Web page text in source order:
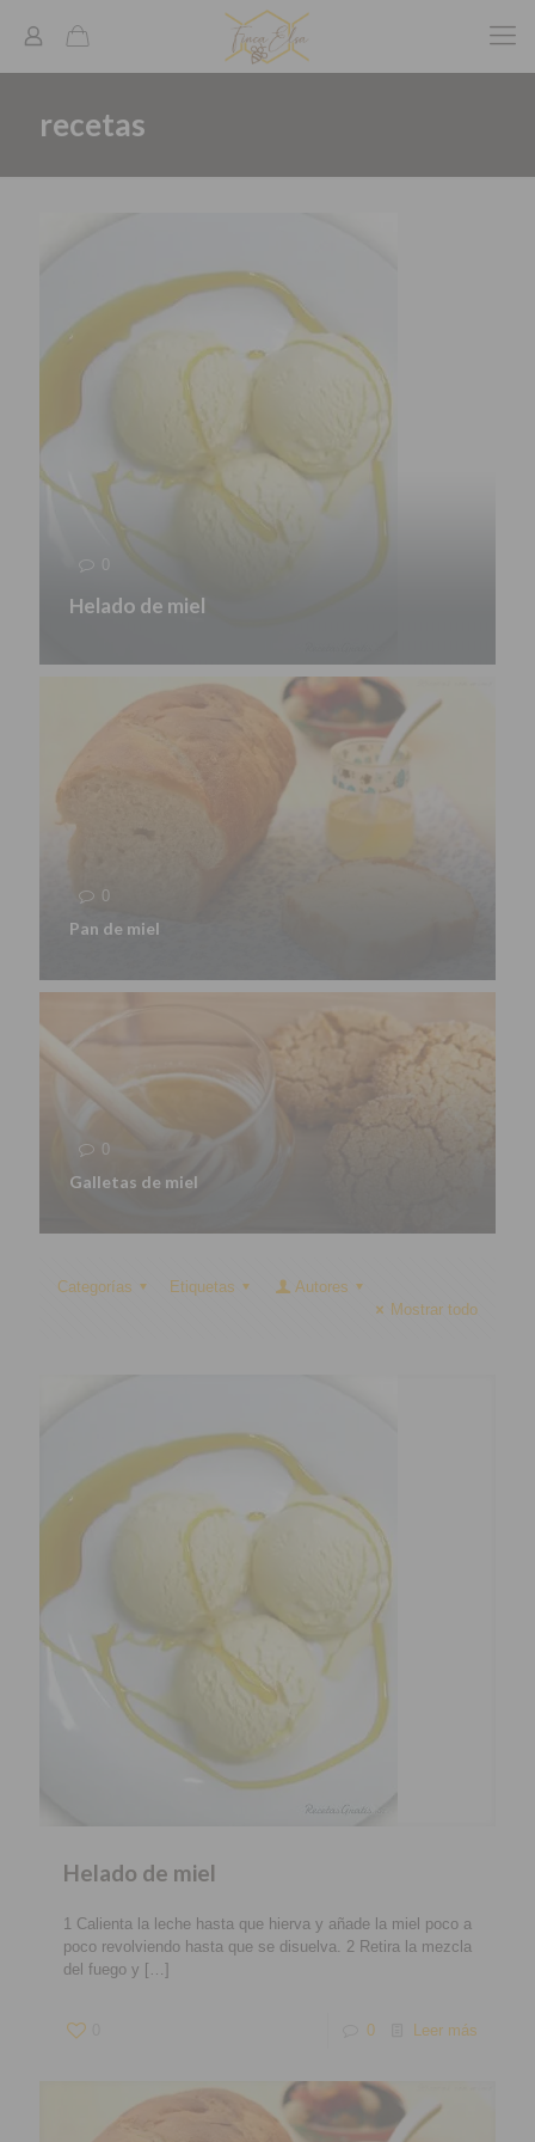
recetas
Helado de miel
0
Pan de miel
0
Galletas de miel
Categorías Etiquetas
Autores
Mostrar todo
Helado de miel
1 Calienta la leche hasta que hierva y añade la miel poco a
poco revolviendo hasta que se disuelva. 2 Retira la mezcla
del fuego y […]
0 Leer más